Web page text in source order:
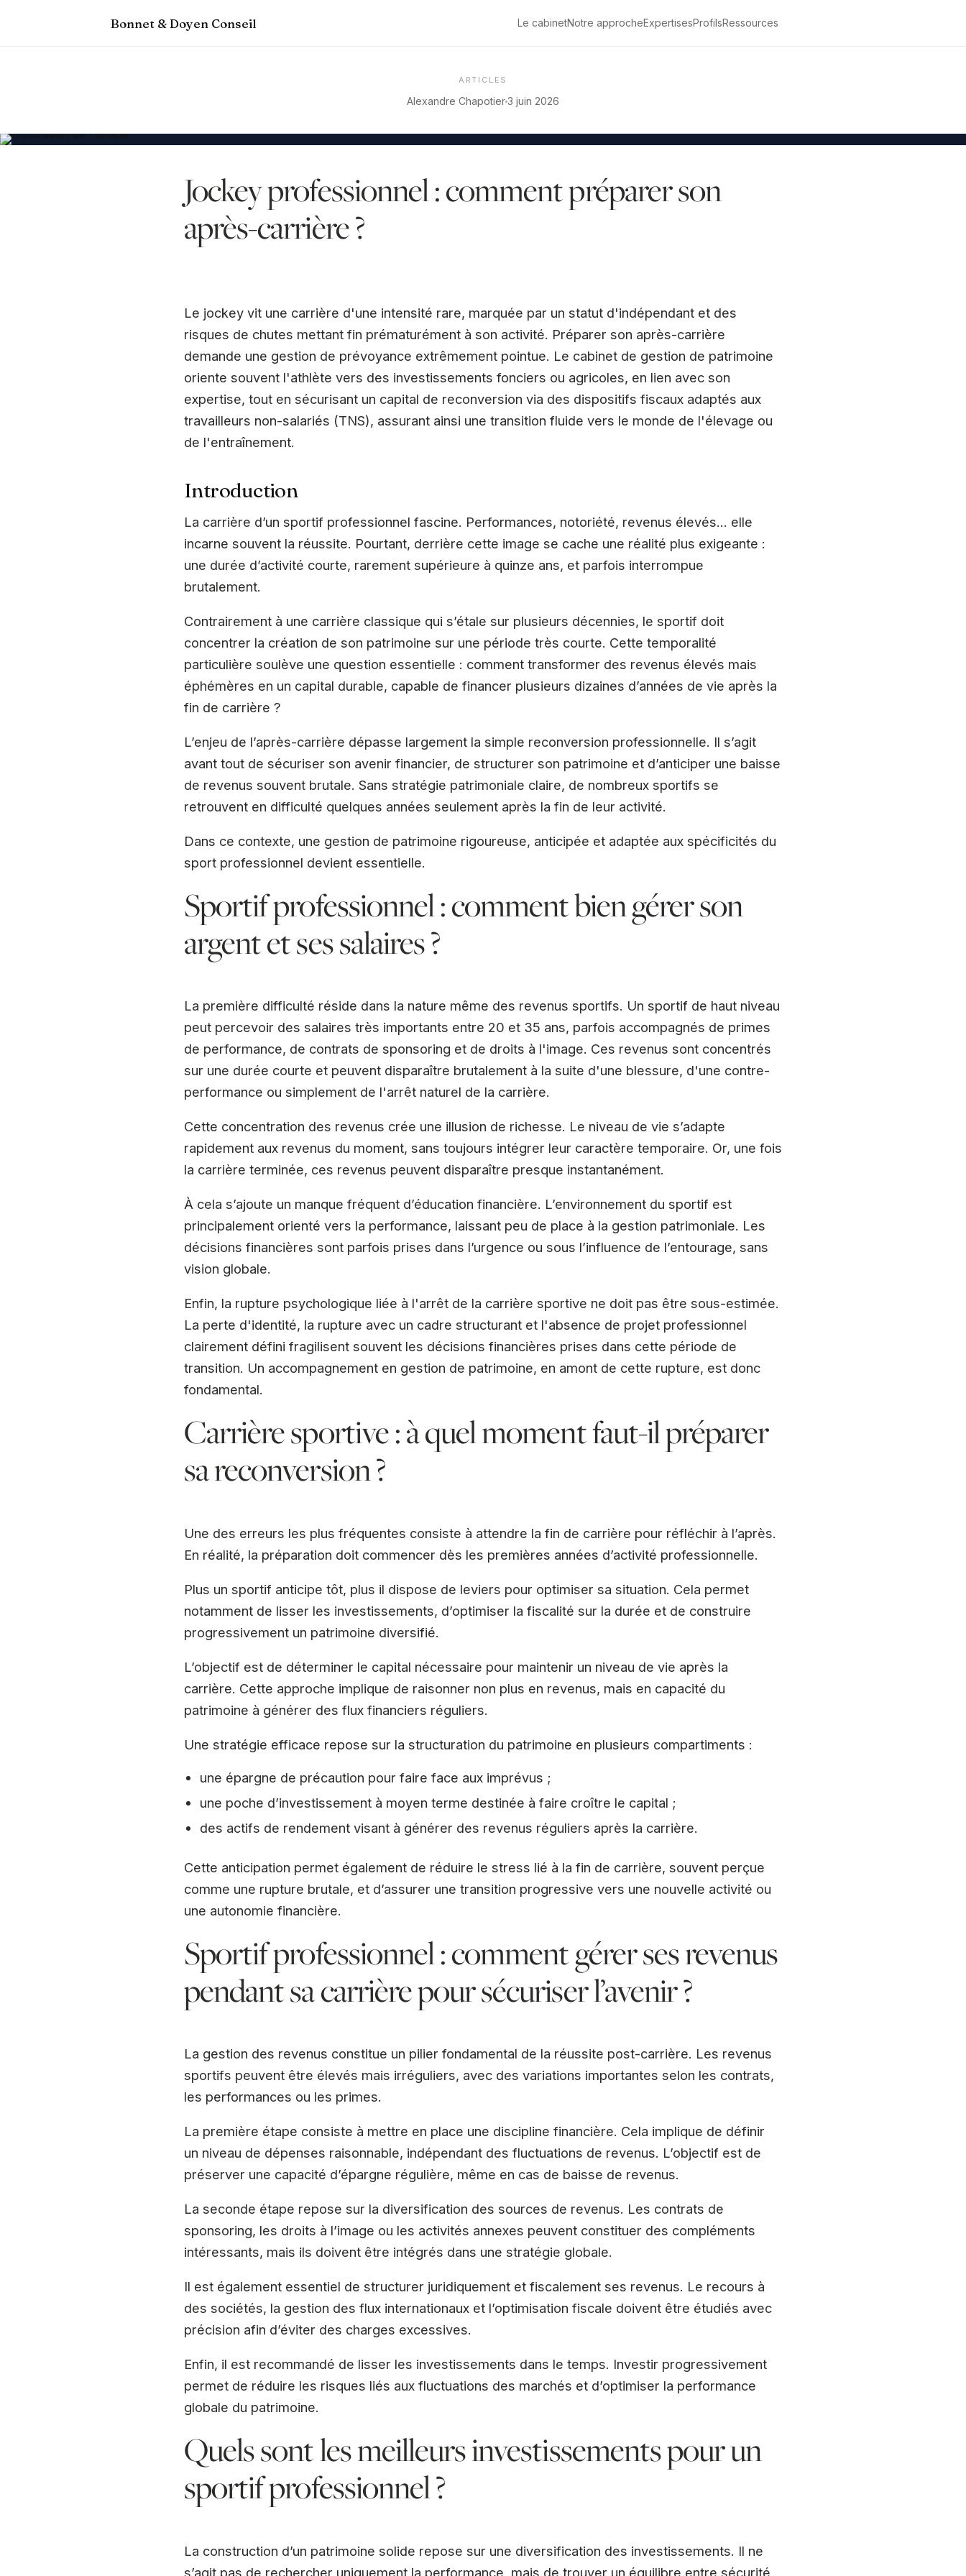
Bonnet & Doyen Conseil Le cabinetNotre approcheExpertisesProfilsRessources
ARTICLES
Alexandre Chapotier3 juin 2026
Jockey professionnel : comment préparer son
après-carrière ?
Le jockey vit une carrière d'une intensité rare, marquée par un statut d'indépendant et des
risques de chutes mettant fin prématurément à son activité. Préparer son après-carrière
demande une gestion de prévoyance extrêmement pointue. Le cabinet de gestion de patrimoine
oriente souvent l'athlète vers des investissements fonciers ou agricoles, en lien avec son
expertise, tout en sécurisant un capital de reconversion via des dispositifs fiscaux adaptés aux
travailleurs non-salariés (TNS), assurant ainsi une transition fluide vers le monde de l'élevage ou
de l'entraînement.
Introduction
La carrière d’un sportif professionnel fascine. Performances, notoriété, revenus élevés… elle
incarne souvent la réussite. Pourtant, derrière cette image se cache une réalité plus exigeante :
une durée d’activité courte, rarement supérieure à quinze ans, et parfois interrompue
brutalement.
Contrairement à une carrière classique qui s’étale sur plusieurs décennies, le sportif doit
concentrer la création de son patrimoine sur une période très courte. Cette temporalité
particulière soulève une question essentielle : comment transformer des revenus élevés mais
éphémères en un capital durable, capable de financer plusieurs dizaines d’années de vie après la
fin de carrière ?
L’enjeu de l’après-carrière dépasse largement la simple reconversion professionnelle. Il s’agit
avant tout de sécuriser son avenir financier, de structurer son patrimoine et d’anticiper une baisse
de revenus souvent brutale. Sans stratégie patrimoniale claire, de nombreux sportifs se
retrouvent en difficulté quelques années seulement après la fin de leur activité.
Dans ce contexte, une gestion de patrimoine rigoureuse, anticipée et adaptée aux spécificités du
sport professionnel devient essentielle.
Sportif professionnel : comment bien gérer son
argent et ses salaires ?
La première difficulté réside dans la nature même des revenus sportifs. Un sportif de haut niveau
peut percevoir des salaires très importants entre 20 et 35 ans, parfois accompagnés de primes
de performance, de contrats de sponsoring et de droits à l'image. Ces revenus sont concentrés
sur une durée courte et peuvent disparaître brutalement à la suite d'une blessure, d'une contre-
performance ou simplement de l'arrêt naturel de la carrière.
Cette concentration des revenus crée une illusion de richesse. Le niveau de vie s’adapte
rapidement aux revenus du moment, sans toujours intégrer leur caractère temporaire. Or, une fois
la carrière terminée, ces revenus peuvent disparaître presque instantanément.
À cela s’ajoute un manque fréquent d’éducation financière. L’environnement du sportif est
principalement orienté vers la performance, laissant peu de place à la gestion patrimoniale. Les
décisions financières sont parfois prises dans l’urgence ou sous l’influence de l’entourage, sans
vision globale.
Enfin, la rupture psychologique liée à l'arrêt de la carrière sportive ne doit pas être sous-estimée.
La perte d'identité, la rupture avec un cadre structurant et l'absence de projet professionnel
clairement défini fragilisent souvent les décisions financières prises dans cette période de
transition. Un accompagnement en gestion de patrimoine, en amont de cette rupture, est donc
fondamental.
Carrière sportive : à quel moment faut-il préparer
sa reconversion ?
Une des erreurs les plus fréquentes consiste à attendre la fin de carrière pour réfléchir à l’après.
En réalité, la préparation doit commencer dès les premières années d’activité professionnelle.
Plus un sportif anticipe tôt, plus il dispose de leviers pour optimiser sa situation. Cela permet
notamment de lisser les investissements, d’optimiser la fiscalité sur la durée et de construire
progressivement un patrimoine diversifié.
L’objectif est de déterminer le capital nécessaire pour maintenir un niveau de vie après la
carrière. Cette approche implique de raisonner non plus en revenus, mais en capacité du
patrimoine à générer des flux financiers réguliers.
Une stratégie efficace repose sur la structuration du patrimoine en plusieurs compartiments :
une épargne de précaution pour faire face aux imprévus ;
une poche d’investissement à moyen terme destinée à faire croître le capital ;
des actifs de rendement visant à générer des revenus réguliers après la carrière.
Cette anticipation permet également de réduire le stress lié à la fin de carrière, souvent perçue
comme une rupture brutale, et d’assurer une transition progressive vers une nouvelle activité ou
une autonomie financière.
Sportif professionnel : comment gérer ses revenus
pendant sa carrière pour sécuriser l’avenir ?
La gestion des revenus constitue un pilier fondamental de la réussite post-carrière. Les revenus
sportifs peuvent être élevés mais irréguliers, avec des variations importantes selon les contrats,
les performances ou les primes.
La première étape consiste à mettre en place une discipline financière. Cela implique de définir
un niveau de dépenses raisonnable, indépendant des fluctuations de revenus. L’objectif est de
préserver une capacité d’épargne régulière, même en cas de baisse de revenus.
La seconde étape repose sur la diversification des sources de revenus. Les contrats de
sponsoring, les droits à l’image ou les activités annexes peuvent constituer des compléments
intéressants, mais ils doivent être intégrés dans une stratégie globale.
Il est également essentiel de structurer juridiquement et fiscalement ses revenus. Le recours à
des sociétés, la gestion des flux internationaux et l’optimisation fiscale doivent être étudiés avec
précision afin d’éviter des charges excessives.
Enfin, il est recommandé de lisser les investissements dans le temps. Investir progressivement
permet de réduire les risques liés aux fluctuations des marchés et d’optimiser la performance
globale du patrimoine.
Quels sont les meilleurs investissements pour un
sportif professionnel ?
La construction d’un patrimoine solide repose sur une diversification des investissements. Il ne
s’agit pas de rechercher uniquement la performance, mais de trouver un équilibre entre sécurité,